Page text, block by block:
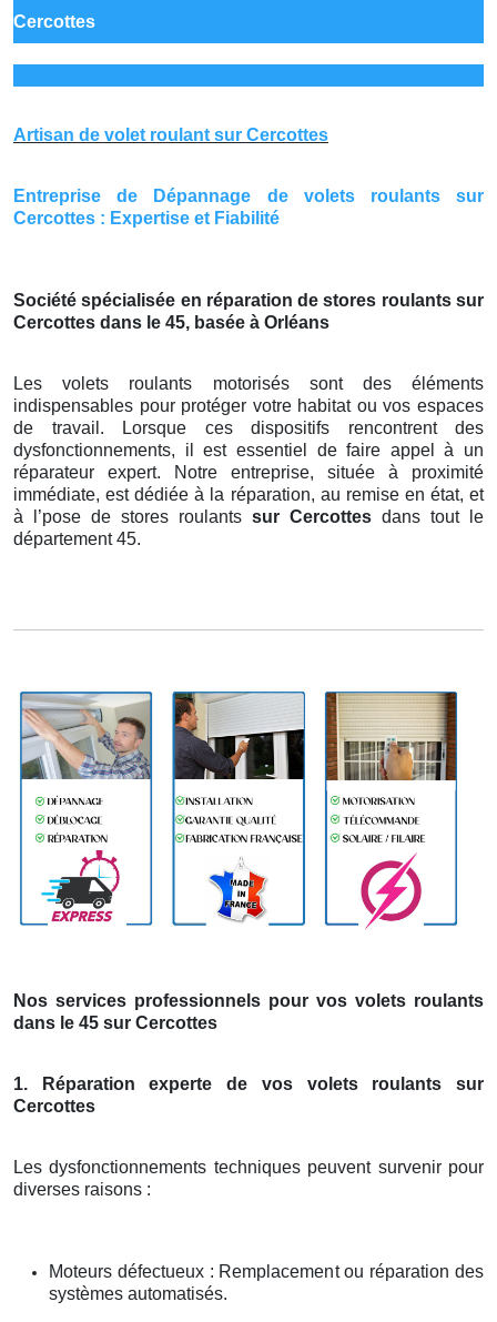
Cercottes
Artisan de volet roulant sur Cercottes
Entreprise de Dépannage de volets roulants sur
Cercottes : Expertise et Fiabilité
Société spécialisée en réparation de stores roulants sur
Cercottes dans le 45, basée à Orléans
Les volets roulants motorisés sont des éléments
indispensables pour protéger votre habitat ou vos espaces
de travail. Lorsque ces dispositifs rencontrent des
dysfonctionnements, il est essentiel de faire appel à un
réparateur expert. Notre entreprise, située à proximité
immédiate, est dédiée à la réparation, au remise en état, et
à l’pose de stores roulants sur Cercottes dans tout le
département 45.
Nos services professionnels pour vos volets roulants
dans le 45 sur Cercottes
1. Réparation experte de vos volets roulants sur
Cercottes
Les dysfonctionnements techniques peuvent survenir pour
diverses raisons :
Moteurs défectueux : Remplacement ou réparation des
systèmes automatisés.